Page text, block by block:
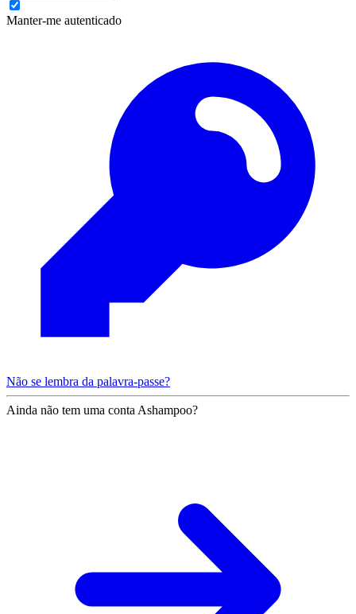
Manter-me autenticado
Não se lembra da palavra-passe?
Ainda não tem uma conta Ashampoo?